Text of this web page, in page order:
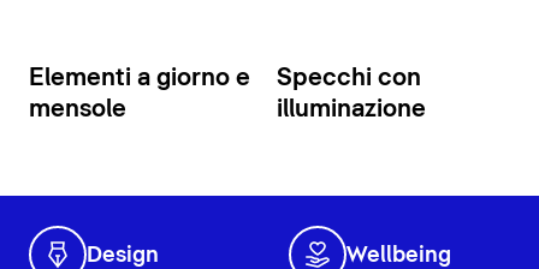
Elementi a giorno e
mensole
Specchi con
illuminazione
Design Wellbeing